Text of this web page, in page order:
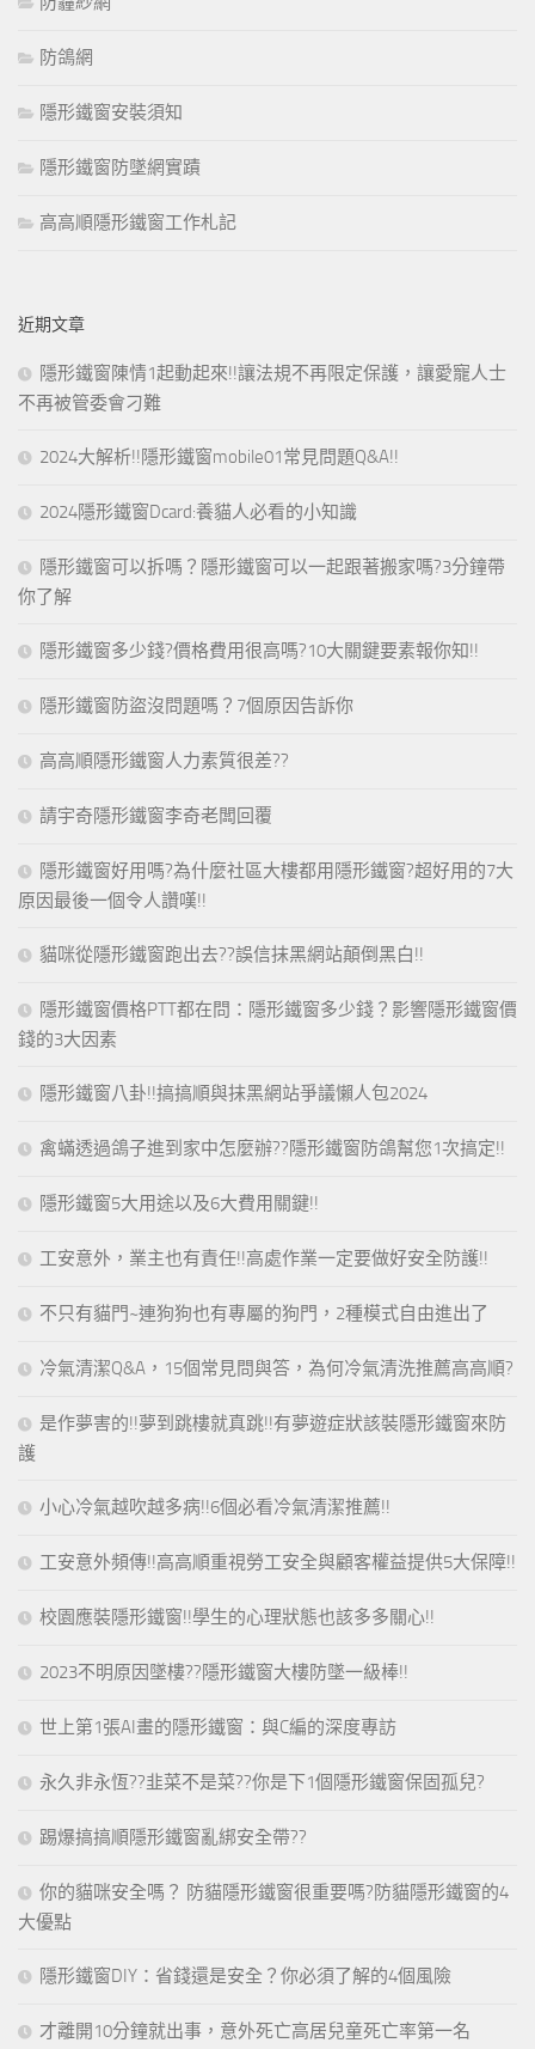
防鴿網
隱形鐵窗安裝須知
隱形鐵窗防墜網實蹟
高高順隱形鐵窗工作札記
近期文章
隱形鐵窗陳情1起動起來!!讓法規不再限定保護，讓愛寵人士
不再被管委會刁難
2024大解析!!隱形鐵窗mobile01常見問題Q&A!!
2024隱形鐵窗Dcard:養貓人必看的小知識
隱形鐵窗可以拆嗎？隱形鐵窗可以一起跟著搬家嗎?3分鐘帶
你了解
隱形鐵窗多少錢?價格費用很高嗎?10大關鍵要素報你知!!
隱形鐵窗防盜沒問題嗎？7個原因告訴你
高高順隱形鐵窗人力素質很差??
請宇奇隱形鐵窗李奇老闆回覆
隱形鐵窗好用嗎?為什麼社區大樓都用隱形鐵窗?超好用的7大
原因最後一個令人讚嘆!!
貓咪從隱形鐵窗跑出去??誤信抹黑網站顛倒黑白!!
隱形鐵窗價格PTT都在問：隱形鐵窗多少錢？影響隱形鐵窗價
錢的3大因素
隱形鐵窗八卦!!搞搞順與抹黑網站爭議懶人包2024
禽蟎透過鴿子進到家中怎麼辦??隱形鐵窗防鴿幫您1次搞定!!
隱形鐵窗5大用途以及6大費用關鍵!!
工安意外，業主也有責任!!高處作業一定要做好安全防護!!
不只有貓門~連狗狗也有專屬的狗門，2種模式自由進出了
冷氣清潔Q&A，15個常見問與答，為何冷氣清洗推薦高高順?
是作夢害的!!夢到跳樓就真跳!!有夢遊症狀該裝隱形鐵窗來防
護
小心冷氣越吹越多病!!6個必看冷氣清潔推薦!!
工安意外頻傳!!高高順重視勞工安全與顧客權益提供5大保障!!
校園應裝隱形鐵窗!!學生的心理狀態也該多多關心!!
2023不明原因墜樓??隱形鐵窗大樓防墜一級棒!!
世上第1張AI畫的隱形鐵窗：與C編的深度專訪
永久非永恆??韭菜不是菜??你是下1個隱形鐵窗保固孤兒?
踢爆搞搞順隱形鐵窗亂綁安全帶??
你的貓咪安全嗎？ 防貓隱形鐵窗很重要嗎?防貓隱形鐵窗的4
大優點
隱形鐵窗DIY：省錢還是安全？你必須了解的4個風險
才離開10分鐘就出事，意外死亡高居兒童死亡率第一名